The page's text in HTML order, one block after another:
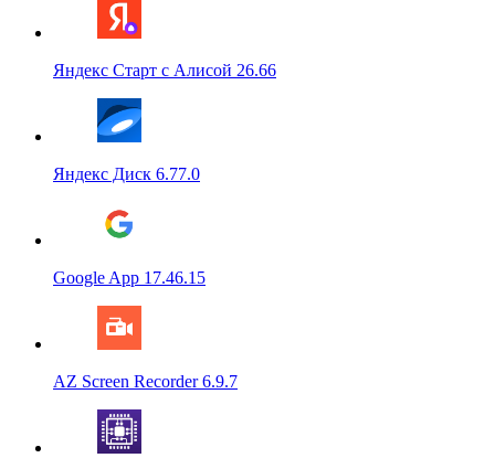
Яндекс Старт с Алисой 26.66
Яндекс Диск 6.77.0
Google App 17.46.15
AZ Screen Recorder 6.9.7